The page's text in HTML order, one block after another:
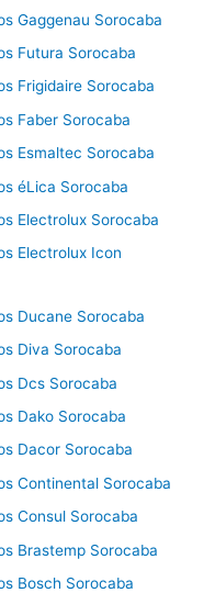
Gaggenau Sorocaba
Futura Sorocaba
Frigidaire Sorocaba
Faber Sorocaba
Esmaltec Sorocaba
éLica Sorocaba
Electrolux Sorocaba
Electrolux Icon
Ducane Sorocaba
Diva Sorocaba
Dcs Sorocaba
Dako Sorocaba
Dacor Sorocaba
Continental Sorocaba
Consul Sorocaba
Brastemp Sorocaba
Bosch Sorocaba